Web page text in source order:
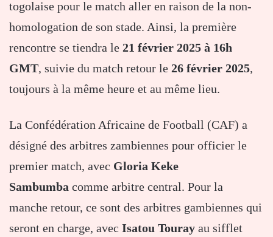
togolaise pour le match aller en raison de la non-
homologation de son stade. Ainsi, la première
rencontre se tiendra le 21 février 2025 à 16h
GMT, suivie du match retour le 26 février 2025,
toujours à la même heure et au même lieu.
La Confédération Africaine de Football (CAF) a
désigné des arbitres zambiennes pour officier le
premier match, avec Gloria Keke
Sambumba comme arbitre central. Pour la
manche retour, ce sont des arbitres gambiennes qui
seront en charge, avec Isatou Touray au sifflet